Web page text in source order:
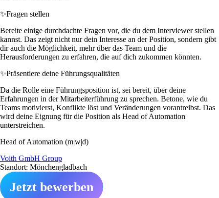
✨Fragen stellen
Bereite einige durchdachte Fragen vor, die du dem Interviewer stellen
kannst. Das zeigt nicht nur dein Interesse an der Position, sondern gibt
dir auch die Möglichkeit, mehr über das Team und die
Herausforderungen zu erfahren, die auf dich zukommen könnten.
✨Präsentiere deine Führungsqualitäten
Da die Rolle eine Führungsposition ist, sei bereit, über deine
Erfahrungen in der Mitarbeiterführung zu sprechen. Betone, wie du
Teams motivierst, Konflikte löst und Veränderungen vorantreibst. Das
wird deine Eignung für die Position als Head of Automation
unterstreichen.
Head of Automation (m|w|d)
Voith GmbH Group
Standort: Mönchengladbach
Jetzt bewerben